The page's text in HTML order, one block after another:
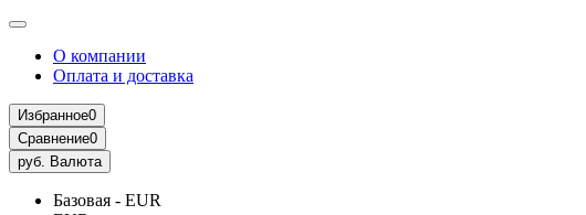
О компании
Оплата и доставка
Избранное0
Сравнение0
руб. Валюта
Базовая - EUR